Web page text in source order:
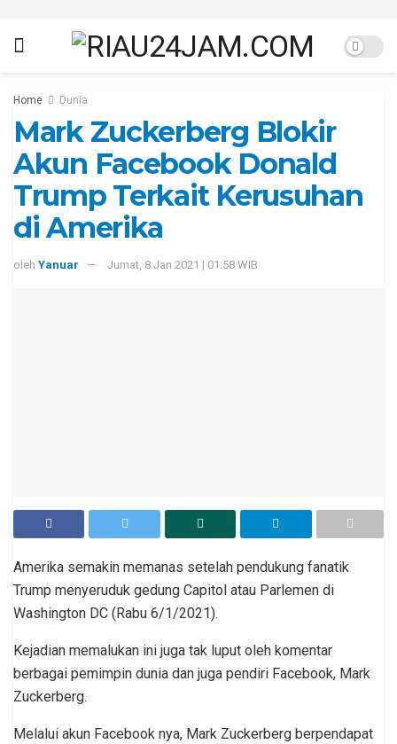
Home Dunia
Mark Zuckerberg Blokir
Akun Facebook Donald
Trump Terkait Kerusuhan
di Amerika
oleh Yanuar Jumat, 8 Jan 2021 | 01:58 WIB
Amerika semakin memanas setelah pendukung fanatik
Trump menyeruduk gedung Capitol atau Parlemen di
Washington DC (Rabu 6/1/2021).
Kejadian memalukan ini juga tak luput oleh komentar
berbagai pemimpin dunia dan juga pendiri Facebook, Mark
Zuckerberg.
Melalui akun Facebook nya, Mark Zuckerberg berpendapat